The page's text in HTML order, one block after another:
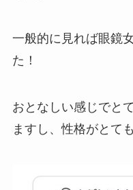
一般的に見れば眼鏡
た！
おとなしい感じでと
ますし、性格がとて